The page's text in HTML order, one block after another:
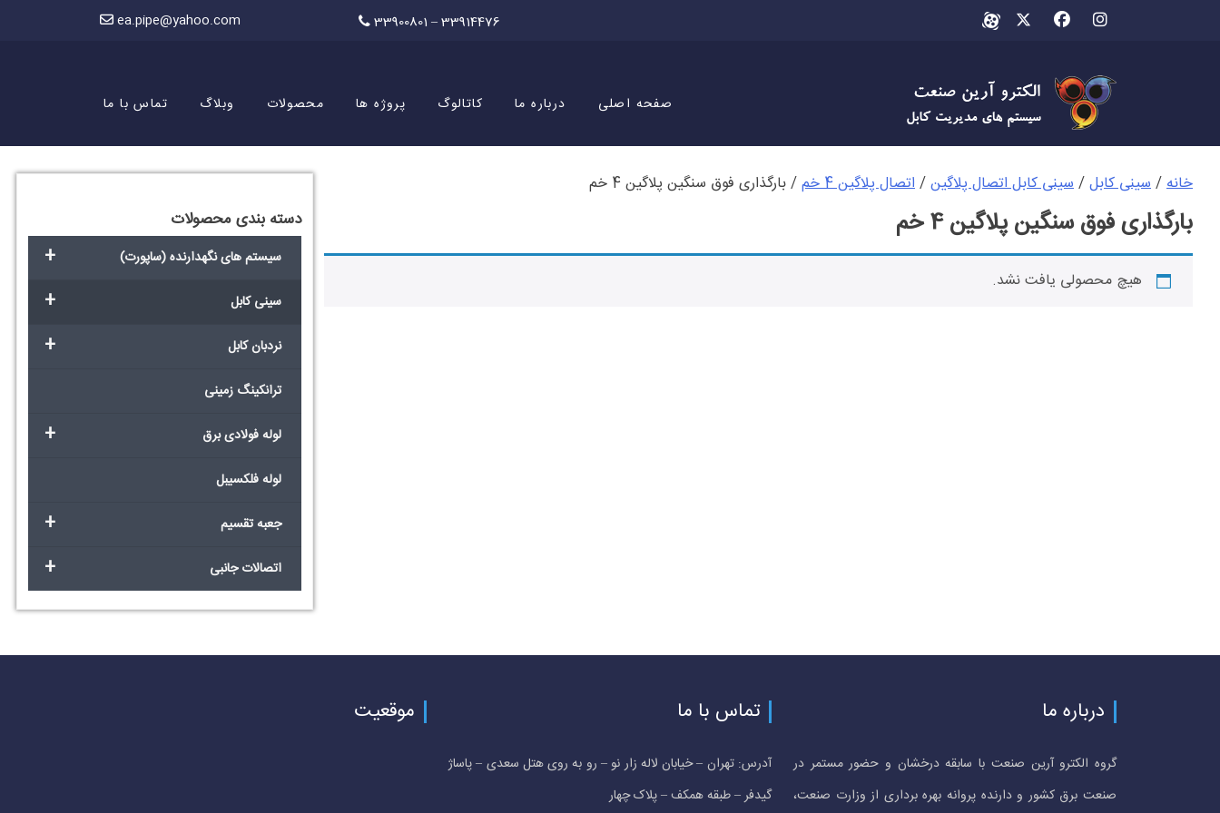
33900801 – 33914476
ea.pipe@yahoo.com
صفحه اصلی درباره ما کاتالوگ پروژه ها محصولات وبلاگ تماس با ما
خانه/سینی کابل/سینی کابل اتصال پلاگین/اتصال پلاگین 4 خم / بارگذاری فوق سنگین پلاگین 4 خم
بارگذاری فوق سنگین پلاگین 4 خم
هیچ محصولی یافت نشد.
دسته بندی محصولات
+ سیستم های نگهدارنده (ساپورت)
+ سینی کابل
+ نردبان کابل
ترانکینگ زمینی
+ لوله فولادی برق
لوله فلکسیبل
+ جعبه تقسیم
+ اتصالات جانبی
درباره ما
گروه الکترو آرین صنعت با سابقه درخشان و حضور مستمر در
صنعت برق کشور و دارنده پروانه بهره برداری از وزارت صنعت،
تماس با ما
آدرس: تهران – خیابان لاله زار نو – رو به روی هتل سعدی – پاساژ
گیدفر – طبقه همکف – پلاک چهار
موقعیت